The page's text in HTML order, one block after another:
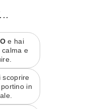
e hai
calma e
scoprire
in